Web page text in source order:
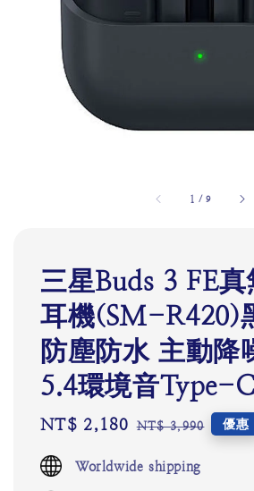
1 /9
三星Buds 3 FE
耳機(SM-R420)
防塵防水 主動降
5.4環境音Type-C
Sale
NT$ 2,180 Regular
NT$ 3,990 優惠
Worldwide shipping